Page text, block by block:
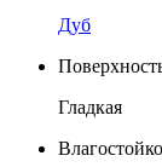
Дуб
Гладкая